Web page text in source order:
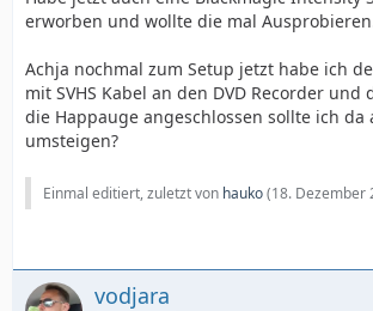
erworben und wollte die mal
Achja nochmal zum Setup jetzt habe ich
mit SVHS Kabel an den DVD Recorder und
die Happauge angeschlossen sollte ich da
umsteigen?
Einmal editiert, zuletzt von hauko(18. Dezember
vodjara